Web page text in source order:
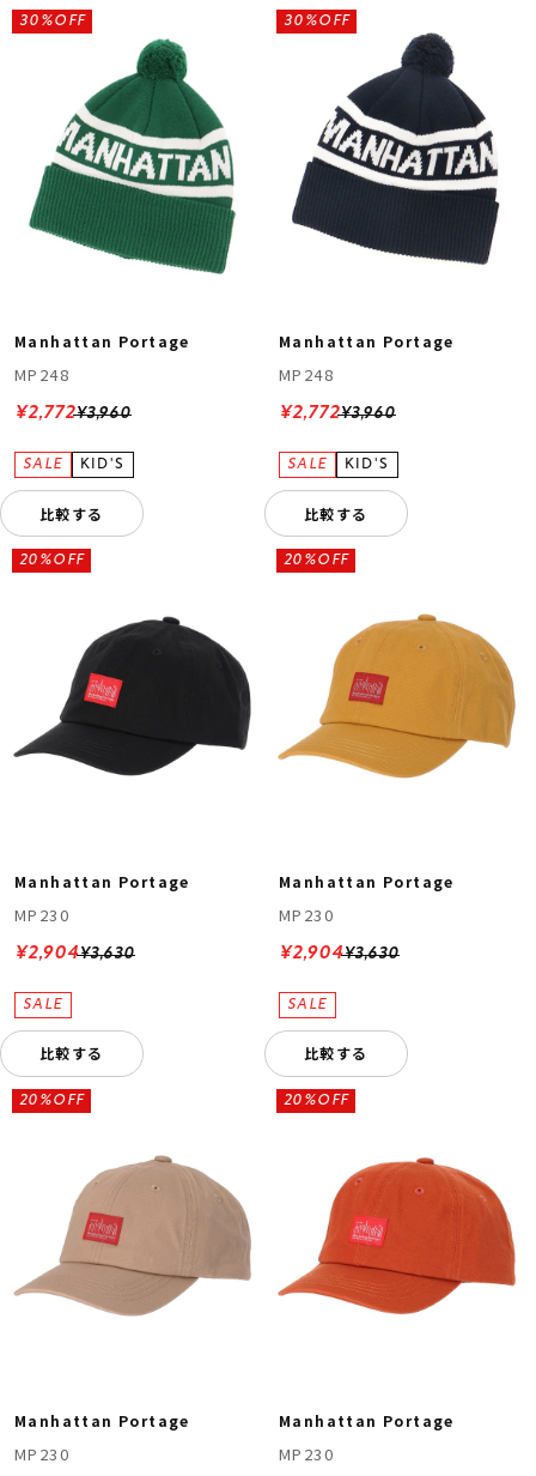
Manhattan Portage
MP248
¥3,960
30%OFF
¥2,772
比較する
Manhattan Portage
MP248
¥3,960
30%OFF
¥2,772
比較する
Manhattan Portage
MP230
¥3,630
20%OFF
¥2,904
比較する
Manhattan Portage
MP230
¥3,630
20%OFF
¥2,904
比較する
Manhattan Portage
MP230
20%OFF
Manhattan Portage
MP230
20%OFF